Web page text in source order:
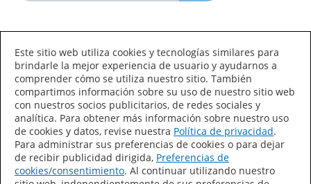
Declaración de accesibilidad
Mapa del sitio
Términos de uso
Privacidad
Este sitio web utiliza cookies y tecnologías similares para
brindarle la mejor experiencia de usuario y ayudarnos a
comprender cómo se utiliza nuestro sitio. También
compartimos información sobre su uso de nuestro sitio web
con nuestros socios publicitarios, de redes sociales y
analítica. Para obtener más información sobre nuestro uso
de cookies y datos, revise nuestra Política de privacidad.
Para administrar sus preferencias de cookies o para dejar
de recibir publicidad dirigida, Preferencias de
cookies/consentimiento. Al continuar utilizando nuestro